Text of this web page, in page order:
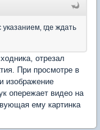
где ждать
отрезал
При просмотре в
изображение
опережает видео на
ему картинка